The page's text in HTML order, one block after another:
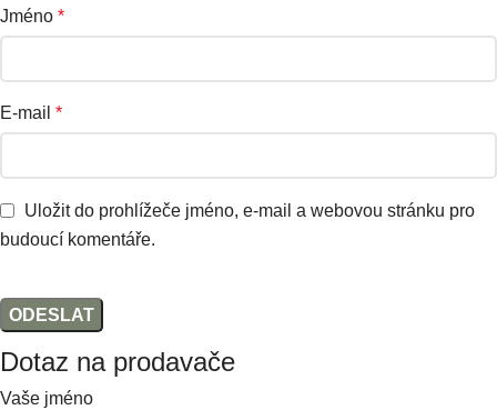
Jméno *
E-mail *
Uložit do prohlížeče jméno, e-mail a webovou stránku pro
budoucí komentáře.
Dotaz na prodavače
Vaše jméno